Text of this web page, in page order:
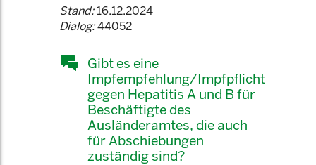
Stand:16.12.2024
Dialog:44052
Gibt es eine
Impfempfehlung/Impfpflicht
gegen Hepatitis A und B für
Beschäftigte des
Ausländeramtes, die auch
für Abschiebungen
zuständig sind?